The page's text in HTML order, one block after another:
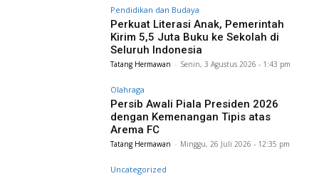
Pendidikan dan Budaya
Perkuat Literasi Anak, Pemerintah
Kirim 5,5 Juta Buku ke Sekolah di
Seluruh Indonesia
Tatang Hermawan - Senin, 3 Agustus 2026 - 1:43 pm
Olahraga
Persib Awali Piala Presiden 2026
dengan Kemenangan Tipis atas
Arema FC
Tatang Hermawan - Minggu, 26 Juli 2026 - 12:35 pm
Uncategorized